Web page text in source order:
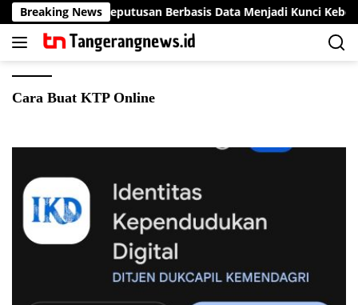
Langsung
ke
konten
Breaking News
Mengapa Keputusan Berbasis Data Menjadi Kunci
Cara Buat KTP Online